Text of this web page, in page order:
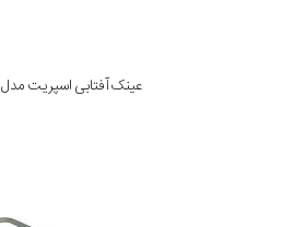
عینک آفتابی اسپریت مدل ET17999/535